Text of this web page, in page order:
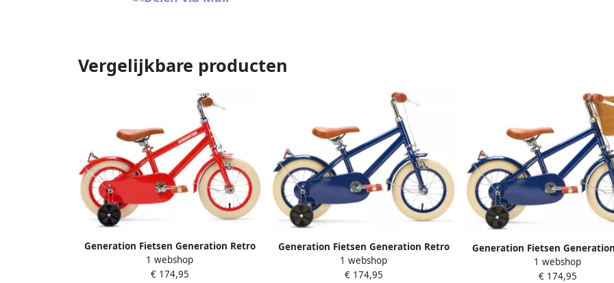
Vergelijkbare producten
Generation Fietsen Generation Retro
12 inch Rood – Kinderfiets
1 webshop
€ 174,95
Generation Fietsen Generation Retro
12 inch Blauw – Kinderfiets
1 webshop
€ 174,95
Generation Fietsen
12 inch Blauw – Kinderfiets
1 webshop
€ 174,95